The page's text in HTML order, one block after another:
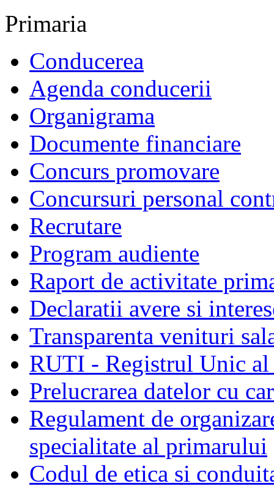
Primaria
Conducerea
Agenda conducerii
Organigrama
Documente financiare
Concurs promovare
Concursuri personal
Recrutare
Program audiente
Raport de activitate
Declaratii avere si
Transparenta venituri
RUTI - Registrul Unic al
Prelucrarea datelor cu
Regulament de
specialitate al primarului
Codul de etica si